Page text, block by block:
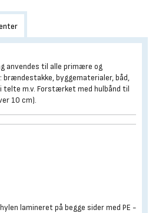
anvendes til alle primære og
byggematerialer, båd,
telte m.v. Forstærket med hulbånd til
10 cm).
lamineret på begge sider med PE -